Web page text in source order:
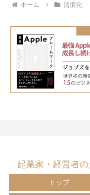
ホーム 習慣化
起業家・経営者
トップ